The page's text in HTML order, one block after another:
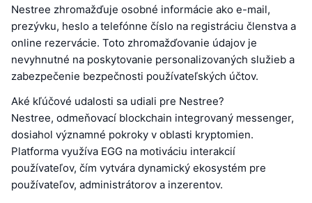
Nestree zhromažďuje osobné informácie ako e-mail,
prezývku, heslo a telefónne číslo na registráciu členstva a
online rezervácie. Toto zhromažďovanie údajov je
nevyhnutné na poskytovanie personalizovaných služieb a
zabezpečenie bezpečnosti používateľských účtov.
Aké kľúčové udalosti sa udiali pre Nestree?
Nestree, odmeňovací blockchain integrovaný messenger,
dosiahol významné pokroky v oblasti kryptomien.
Platforma využíva EGG na motiváciu interakcií
používateľov, čím vytvára dynamický ekosystém pre
používateľov, administrátorov a inzerentov.